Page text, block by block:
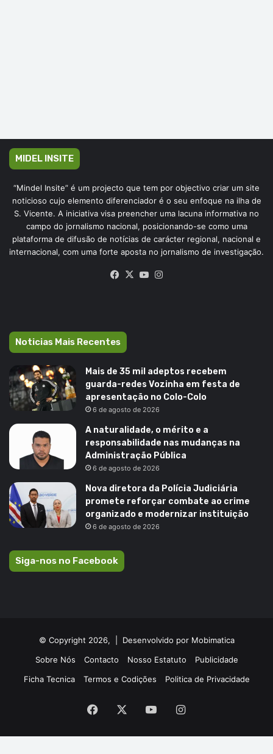
MIDEL INSITE
“Mindel Insite” é um projecto que tem por objectivo criar um site
noticioso cujo elemento diferenciador é o seu enfoque na ilha de
S. Vicente. A iniciativa visa preencher uma lacuna informativa no
campo do jornalismo nacional, posicionando-se como uma
plataforma de difusão de notícias de carácter regional, nacional e
internacional, com uma forte aposta no jornalismo de investigação.
Facebook
X YouTube
Noticias Mais Recentes
Mais de 35 mil adeptos recebem
guarda-redes Vozinha em festa de
apresentação no Colo-Colo
6 de agosto de 2026
A naturalidade, o mérito e a
responsabilidade nas mudanças na
Administração Pública
6 de agosto de 2026
Nova diretora da Polícia Judiciária
promete reforçar combate ao crime
organizado e modernizar instituição
6 de agosto de 2026
Siga-nos no Facebook
© Copyright 2026, | Desenvolvido por Mobimatica
Sobre Nós
Contacto Nosso Estatuto
Publicidade
Ficha Tecnica
Termos e Codições Politica de Privacidade
Facebook YouTubeInstagram